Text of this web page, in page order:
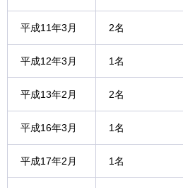
平成11年3月 2名
平成12年3月 1名
平成13年2月 2名
平成16年3月 1名
平成17年2月 1名